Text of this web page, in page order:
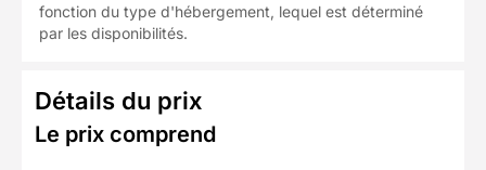
fonction du type d'hébergement, lequel est déterminé
par les disponibilités.
Détails du prix
Le prix comprend